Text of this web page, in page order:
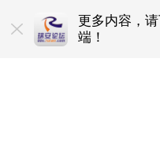
更多内容，
端！